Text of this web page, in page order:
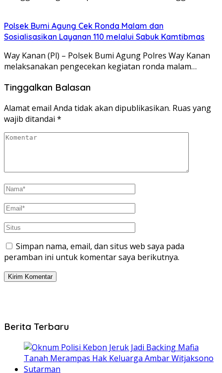
Polsek Bumi Agung Cek Ronda Malam dan
Sosialisasikan Layanan 110 melalui Sabuk Kamtibmas
Way Kanan (Pl) – Polsek Bumi Agung Polres Way Kanan
melaksanakan pengecekan kegiatan ronda malam…
Tinggalkan Balasan
Alamat email Anda tidak akan dipublikasikan. Ruas yang
wajib ditandai *
Simpan nama, email, dan situs web saya pada
peramban ini untuk komentar saya berikutnya.
Berita Terbaru